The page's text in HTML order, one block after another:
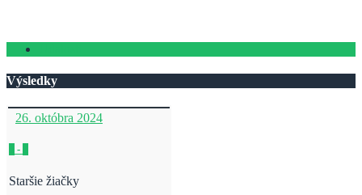
Výsledky
26. októbra 2024
-
Staršie žiačky